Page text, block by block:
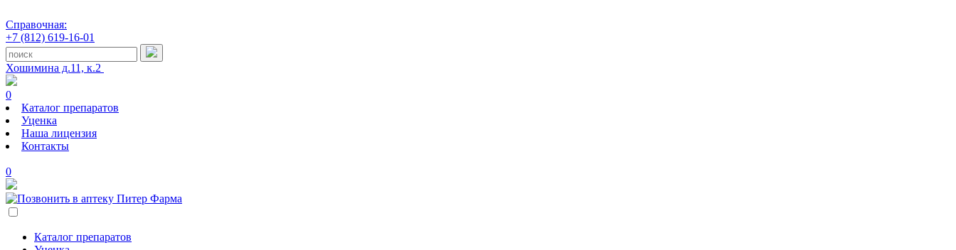
Справочная:
+7 (812) 619-16-01
Хошимина д.11, к.2
0
Каталог препаратов
Уценка
Наша лицензия
Контакты
0
Каталог препаратов